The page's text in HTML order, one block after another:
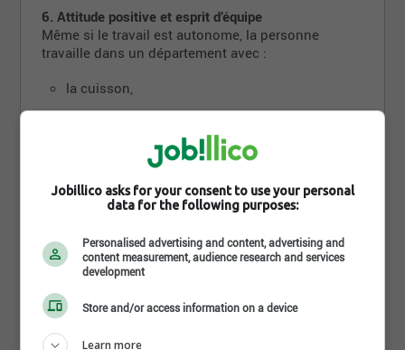
6. Attitude positive et esprit d’équipe
Même si le travail est autonome, la personne
travaille dans un département avec :
la cuisson,
la production,
le service clientèle,
les autres départements.
Donc une attituderespectueuse, polie et
professionnelleest essentielle.
7. Fiabilité
Comme dans tous les départements alimentaires :
quelqu’un qui se présente à l’heure,
Jobillico asks for your consent to use your personal
data for the following purposes:
Personalised advertising and content, advertising and
content measurement, audience research and services
development
Store and/or access information on a device
Learn more